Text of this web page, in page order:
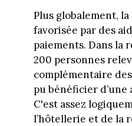
Plus globalement,
favorisée par des
paiements. Dans la
200 personnes
complémentaire
pu bénéficier d’une
C'est assez
l’hôtellerie et de la